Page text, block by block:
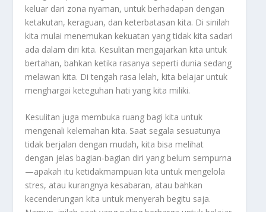
keluar dari zona nyaman, untuk berhadapan dengan
ketakutan, keraguan, dan keterbatasan kita. Di sinilah
kita mulai menemukan kekuatan yang tidak kita sadari
ada dalam diri kita. Kesulitan mengajarkan kita untuk
bertahan, bahkan ketika rasanya seperti dunia sedang
melawan kita. Di tengah rasa lelah, kita belajar untuk
menghargai keteguhan hati yang kita miliki.
Kesulitan juga membuka ruang bagi kita untuk
mengenali kelemahan kita. Saat segala sesuatunya
tidak berjalan dengan mudah, kita bisa melihat
dengan jelas bagian-bagian diri yang belum sempurna
—apakah itu ketidakmampuan kita untuk mengelola
stres, atau kurangnya kesabaran, atau bahkan
kecenderungan kita untuk menyerah begitu saja.